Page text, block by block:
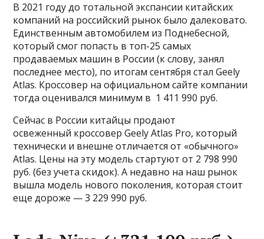
В 2021 году до тотальной экспансии китайских
компаний на российский рынок было далековато.
Единственным автомобилем из Поднебесной,
который смог попасть в топ-25 самых
продаваемых машин в России (к слову, занял
последнее место), по итогам сентября стал Geely
Atlas. Кроссовер на официальном сайте компании
тогда оценивался минимум в 1 411 990 руб.
Сейчас в России китайцы продают
освеженный кроссовер Geely Atlas Pro, который
технически и внешне отличается от «обычного»
Atlas. Цены на эту модель стартуют от 2 798 990
руб. (без учета скидок). А недавно на наш рынок
вышла модель нового поколения, которая стоит
еще дороже — 3 229 990 руб.